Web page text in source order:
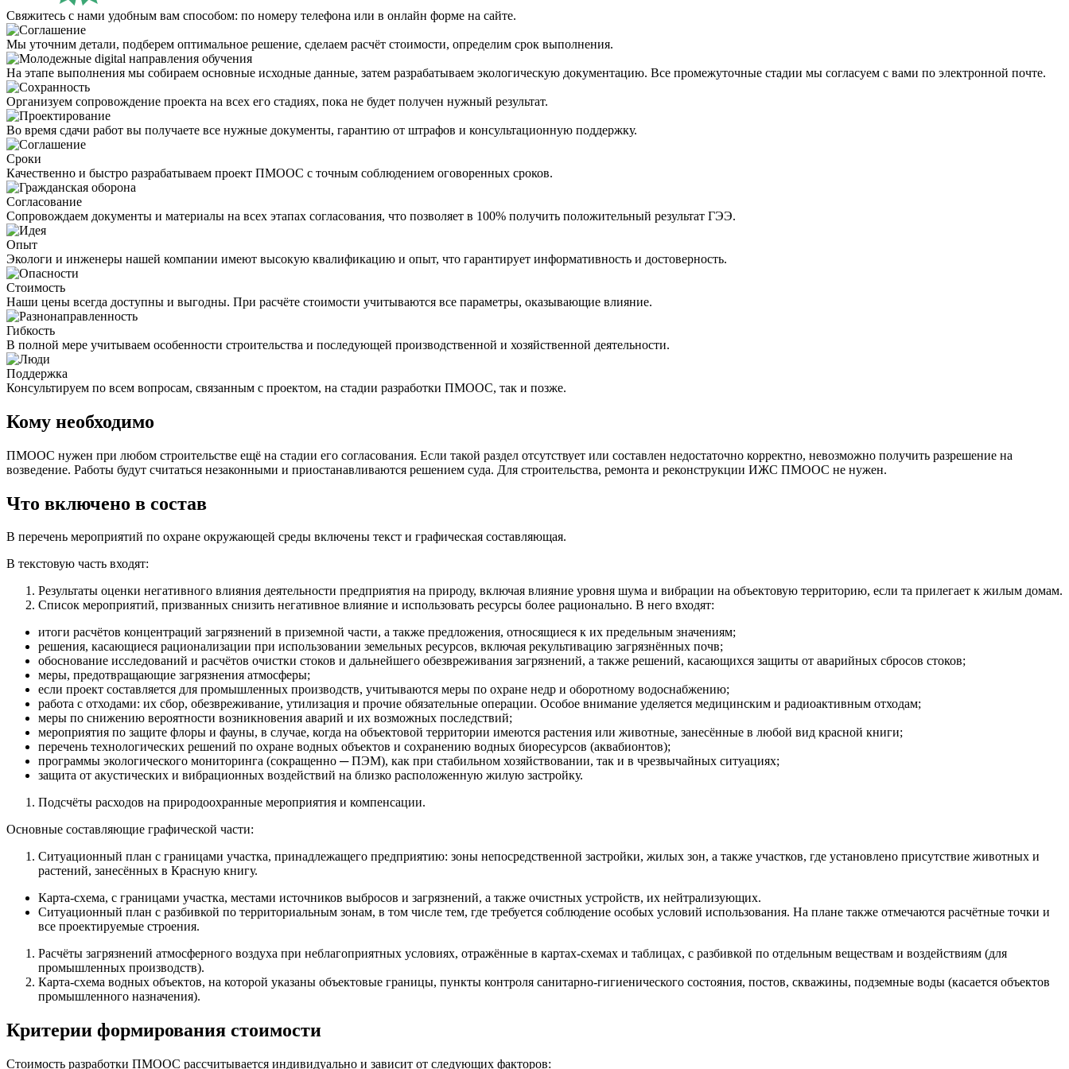
Свяжитесь с нами удобным вам способом: по номеру телефона или в онлайн форме на сайте.
Мы уточним детали, подберем оптимальное решение, сделаем расчёт стоимости, определим срок выполнения.
На этапе выполнения мы собираем основные исходные данные, затем разрабатываем экологическую документацию. Все промежуточные стадии мы согласуем с вами по электронной почте.
Организуем сопровождение проекта на всех его стадиях, пока не будет получен нужный результат.
Во время сдачи работ вы получаете все нужные документы, гарантию от штрафов и консультационную поддержку.
Сроки
Качественно и быстро разрабатываем проект ПМООС с точным соблюдением оговоренных сроков.
Согласование
Сопровождаем документы и материалы на всех этапах согласования, что позволяет в 100% получить положительный результат ГЭЭ.
Опыт
Экологи и инженеры нашей компании имеют высокую квалификацию и опыт, что гарантирует информативность и достоверность.
Стоимость
Наши цены всегда доступны и выгодны. При расчёте стоимости учитываются все параметры, оказывающие влияние.
Гибкость
В полной мере учитываем особенности строительства и последующей производственной и хозяйственной деятельности.
Поддержка
Консультируем по всем вопросам, связанным с проектом, на стадии разработки ПМООС, так и позже.
Кому необходимо
ПМООС нужен при любом строительстве ещё на стадии его согласования. Если такой раздел отсутствует или составлен недостаточно корректно, невозможно получить разрешение на
возведение. Работы будут считаться незаконными и приостанавливаются решением суда. Для строительства, ремонта и реконструкции ИЖС ПМООС не нужен.
Что включено в состав
В перечень мероприятий по охране окружающей среды включены текст и графическая составляющая.
В текстовую часть входят:
Результаты оценки негативного влияния деятельности предприятия на природу, включая влияние уровня шума и вибрации на объектовую территорию, если та прилегает к жилым домам.
Список мероприятий, призванных снизить негативное влияние и использовать ресурсы более рационально. В него входят:
итоги расчётов концентраций загрязнений в приземной части, а также предложения, относящиеся к их предельным значениям;
решения, касающиеся рационализации при использовании земельных ресурсов, включая рекультивацию загрязнённых почв;
обоснование исследований и расчётов очистки стоков и дальнейшего обезвреживания загрязнений, а также решений, касающихся защиты от аварийных сбросов стоков;
меры, предотвращающие загрязнения атмосферы;
если проект составляется для промышленных производств, учитываются меры по охране недр и оборотному водоснабжению;
работа с отходами: их сбор, обезвреживание, утилизация и прочие обязательные операции. Особое внимание уделяется медицинским и радиоактивным отходам;
меры по снижению вероятности возникновения аварий и их возможных последствий;
мероприятия по защите флоры и фауны, в случае, когда на объектовой территории имеются растения или животные, занесённые в любой вид красной книги;
перечень технологических решений по охране водных объектов и сохранению водных биоресурсов (аквабионтов);
программы экологического мониторинга (сокращенно ─ ПЭМ), как при стабильном хозяйствовании, так и в чрезвычайных ситуациях;
защита от акустических и вибрационных воздействий на близко расположенную жилую застройку.
Подсчёты расходов на природоохранные мероприятия и компенсации.
Основные составляющие графической части:
Ситуационный план с границами участка, принадлежащего предприятию: зоны непосредственной застройки, жилых зон, а также участков, где установлено присутствие животных и
растений, занесённых в Красную книгу.
Карта-схема, с границами участка, местами источников выбросов и загрязнений, а также очистных устройств, их нейтрализующих.
Ситуационный план с разбивкой по территориальным зонам, в том числе тем, где требуется соблюдение особых условий использования. На плане также отмечаются расчётные точки и
все проектируемые строения.
Расчёты загрязнений атмосферного воздуха при неблагоприятных условиях, отражённые в картах-схемах и таблицах, с разбивкой по отдельным веществам и воздействиям (для
промышленных производств).
Карта-схема водных объектов, на которой указаны объектовые границы, пункты контроля санитарно-гигиенического состояния, постов, скважины, подземные воды (касается объектов
промышленного назначения).
Критерии формирования стоимости
Стоимость разработки ПМООС рассчитывается индивидуально и зависит от следующих факторов: